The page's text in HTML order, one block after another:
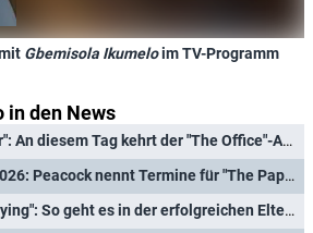
Gbemisola Ikumeloim TV-Programm
in den News
"The Paper": An diesem Tag kehrt der "The Office"-Ableger zurück
Upfronts 2026: Peacock nennt Termine für "The Paper"-Fortsetzung, Horrorprequel "Crystal Lake" und Miniserie "The Good Daughter
So geht es in der erfolgreichen Elterncomedy in Staffel 5 weiter